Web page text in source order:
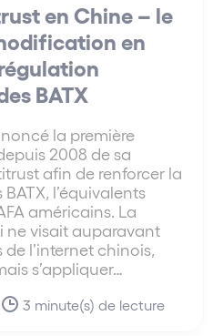
en Chine – le
en
BATX
la première
2008 de sa
afin de renforcer la
l’équivalents
américains. La
ne visait auparavant
de l’internet chinois,
s’appliquer…
3 minute(s) de lecture